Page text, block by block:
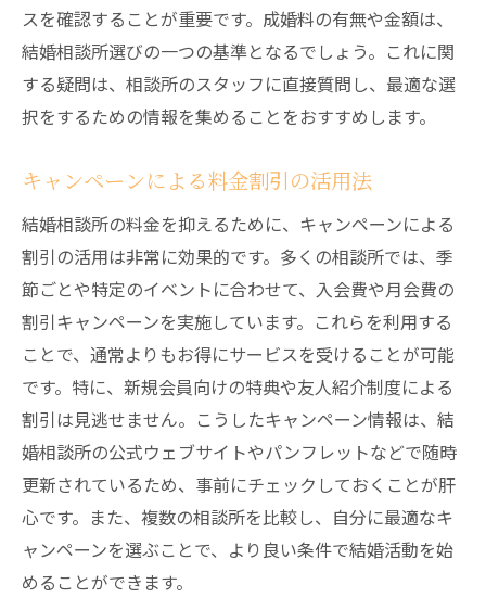
スを確認することが重要です。成婚料の有無や金額は、
結婚相談所選びの一つの基準となるでしょう。これに関
する疑問は、相談所のスタッフに直接質問し、最適な選
択をするための情報を集めることをおすすめします。
キャンペーンによる料金割引の活用法
結婚相談所の料金を抑えるために、キャンペーンによる
割引の活用は非常に効果的です。多くの相談所では、季
節ごとや特定のイベントに合わせて、入会費や月会費の
割引キャンペーンを実施しています。これらを利用する
ことで、通常よりもお得にサービスを受けることが可能
です。特に、新規会員向けの特典や友人紹介制度による
割引は見逃せません。こうしたキャンペーン情報は、結
婚相談所の公式ウェブサイトやパンフレットなどで随時
更新されているため、事前にチェックしておくことが肝
心です。また、複数の相談所を比較し、自分に最適なキ
ャンペーンを選ぶことで、より良い条件で結婚活動を始
めることができます。